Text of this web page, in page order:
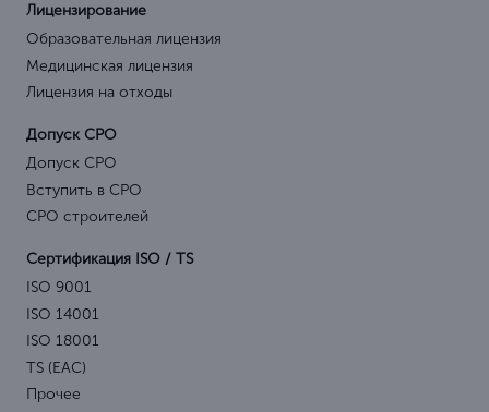
Лицензирование
Образовательная лицензия
Медицинская лицензия
Лицензия на отходы
Допуск СРО
Допуск СРО
Вступить в СРО
СРО строителей
Сертификация ISO / TS
ISO 9001
ISO 14001
ISO 18001
TS (EAC)
Прочее